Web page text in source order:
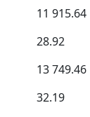
11 915.64
28.92
13 749.46
32.19